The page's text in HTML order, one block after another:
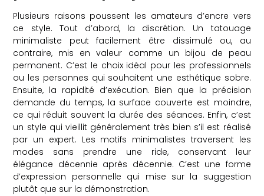
Plusieurs raisons poussent les amateurs d’encre vers
ce style. Tout d’abord, la discrétion. Un tatouage
minimaliste peut facilement être dissimulé ou, au
contraire, mis en valeur comme un bijou de peau
permanent. C’est le choix idéal pour les professionnels
ou les personnes qui souhaitent une esthétique sobre.
Ensuite, la rapidité d’exécution. Bien que la précision
demande du temps, la surface couverte est moindre,
ce qui réduit souvent la durée des séances. Enfin, c’est
un style qui vieillit généralement très bien s’il est réalisé
par un expert. Les motifs minimalistes traversent les
modes sans prendre une ride, conservant leur
élégance décennie après décennie. C’est une forme
d’expression personnelle qui mise sur la suggestion
plutôt que sur la démonstration.